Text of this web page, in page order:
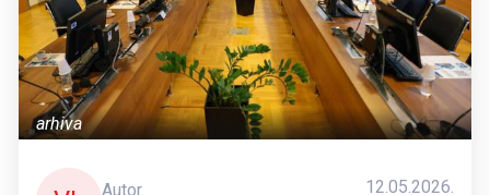
arhiva
Autor
12.05.2026.